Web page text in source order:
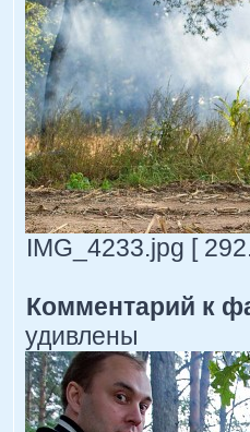
IMG_4233.jpg [
Комментарий к
удивлены